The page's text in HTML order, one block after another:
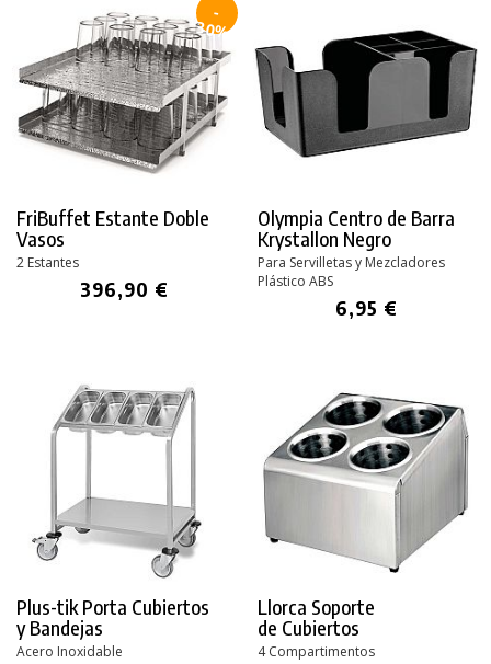
-
30%
FriBuffet Estante Doble
Vasos
2 Estantes
396,90 €
Olympia Centro de Barra
Krystallon Negro
Para Servilletas y Mezcladores
Plástico ABS
6,95 €
Plus-tik Porta Cubiertos
y Bandejas
Acero Inoxidable
Llorca Soporte
de Cubiertos
4 Compartimentos